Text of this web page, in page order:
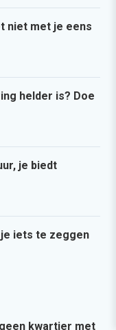
niet met je eens
helder is? Doe
je biedt
iets te zeggen
kwartier met